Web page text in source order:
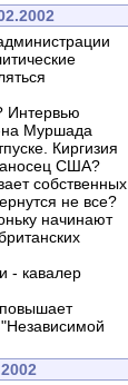
Интервью
на Муршада
Киргизия
США?
собственных
не все?
начинают
- кавалер